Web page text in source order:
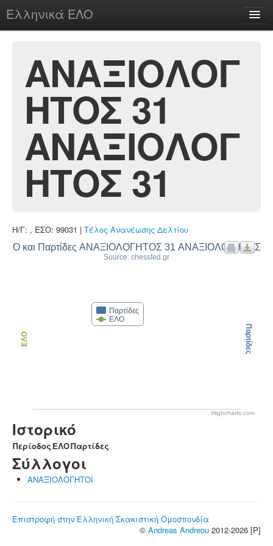
Ελληνικά ΕΛΟ
chesstu.be @ discord
Login
ΑΝΑΞΙΟΛΟΓ
ΗΤΟΣ 31
ΑΝΑΞΙΟΛΟΓ
ΗΤΟΣ 31
Η/Γ: , ΕΣΟ: 99031 | Τέλος Ανανέωσης Δελτίου
και Παρτίδες ΑΝΑΞΙΟΛΟΓΗΤΟΣ 31 ΑΝΑΞΙΟΛΟΓΗΤΟΣ
Source: chessfed.gr
Παρτίδες
ΕΛΟ
ΕΛΟ Παρτίδες
Highcharts.com
Ιστορικό
Περίοδος ΕΛΟΠαρτίδες
Σύλλογοι
ΑΝΑΞΙΟΛΟΓΗΤΟΙ
Επιστροφή στην Ελληνική Σκακιστική Ομοσπονδία
© Andreas Andreou 2012-2026 [P]